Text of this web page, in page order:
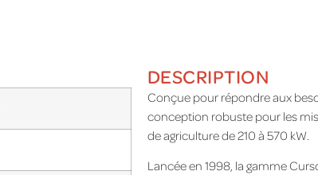
DESCRIPTION
Conçue pour répondre aux
conception robuste pour les
de agriculture de 210 à 570 kW.
Lancée en 1998, la gamme